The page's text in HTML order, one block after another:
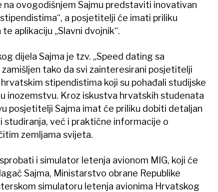
na ovogodišnjem Sajmu predstaviti inovativan
a posjetitelji će imati priliku
aplikaciju „Slavni dvojnik“.
dijela Sajma je tzv. „Speed dating sa
tako da svi zainteresirani posjetitelji
stipendistima koji su pohađali studijske
inozemstvu. Kroz iskustva hrvatskih studenata
posjetitelji Sajma imat će priliku dobiti detaljan
studiranja, već i praktične informacije o
zemljama svijeta.
i simulator letenja avionom MIG, koji će
Sajma, Ministarstvo obrane Republike
simulatoru letenja avionima Hrvatskog